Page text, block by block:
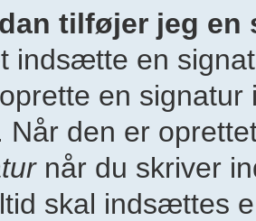
tilføjer jeg
indsætte en
en signatur
Når den er
når du skriver
skal indsættes